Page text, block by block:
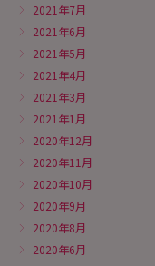
2021年7月
2021年6月
2021年5月
2021年4月
2021年3月
2021年1月
2020年12月
2020年11月
2020年10月
2020年9月
2020年8月
2020年6月